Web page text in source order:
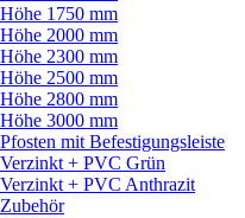
Höhe 1750 mm
Höhe 2000 mm
Höhe 2300 mm
Höhe 2500 mm
Höhe 2800 mm
Höhe 3000 mm
Pfosten mit Befestigungsleiste
Verzinkt + PVC Grün
Verzinkt + PVC Anthrazit
Zubehör